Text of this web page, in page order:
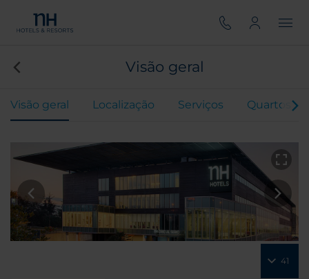
Visão geral
Visão geral Localização Serviços Quartos
41